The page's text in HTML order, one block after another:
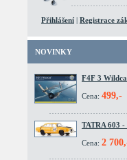
Přihlášení | Registrace
NOVINKY
F4F 3
Cena: 499,-
TATRA 603
Cena: 2